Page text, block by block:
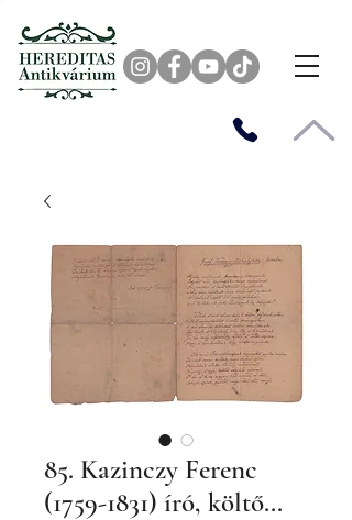
85. Kazinczy Ferenc
(1759-1831) író, költő...